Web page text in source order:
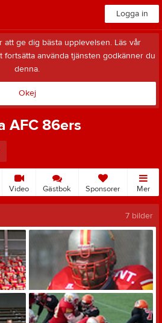
Logga in
att ge dig bästa upplevelsen. Läs vår
fortsätta använda tjänsten godkänner du
denna.
Okej
AFC 86ers
Video Gästbok Sponsorer Mer
7 bilder